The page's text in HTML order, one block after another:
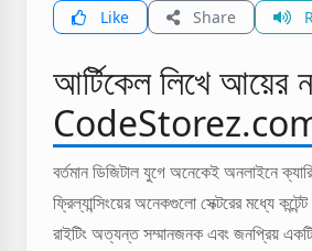
Like Share
আর্টিকেল লিখে আয়ের
বর্তমান ডিজিটাল যুগে অনেকেই অনলাইনে
ফ্রিল্যান্সিংয়ের অনেকগুলো সেক্টরের মধ্যে
রাইটিং অত্যন্ত সম্মানজনক এবং জনপ্রিয়